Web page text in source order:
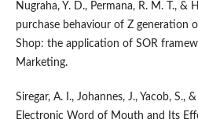
Nugraha, Y. D., Permana, R. M. T., &
purchase behaviour of Z generation
Shop: the application of SOR
Marketing.
Siregar, A. I., Johannes, J., Yacob, S.,
Electronic Word of Mouth and Its